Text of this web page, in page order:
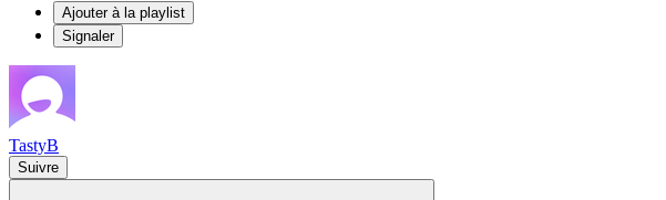
Ajouter à la playlist
Signaler
TastyB
Suivre